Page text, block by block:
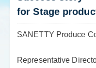
for Stage
SANETTY Produce
Representative